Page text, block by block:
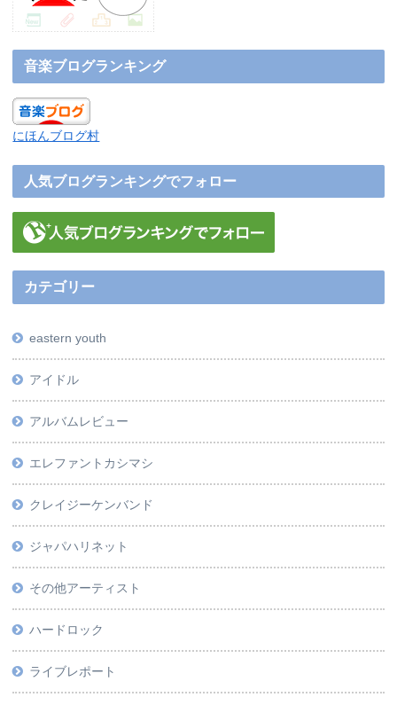
音楽ブログランキング
にほんブログ村
人気ブログランキングでフォロー
カテゴリー
eastern youth
アイドル
アルバムレビュー
エレファントカシマシ
クレイジーケンバンド
ジャパハリネット
その他アーティスト
ハードロック
ライブレポート